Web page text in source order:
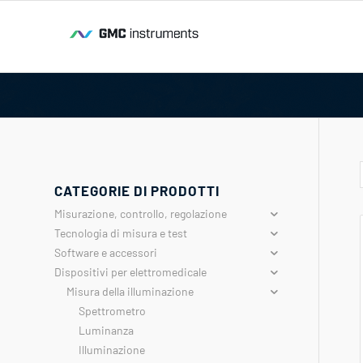
CATEGORIE DI PRODOTTI
Misurazione, controllo, regolazione
Tecnologia di misura e test
Software e accessori
Dispositivi per elettromedicale
Misura della illuminazione
Spettrometro
Luminanza
Illuminazione